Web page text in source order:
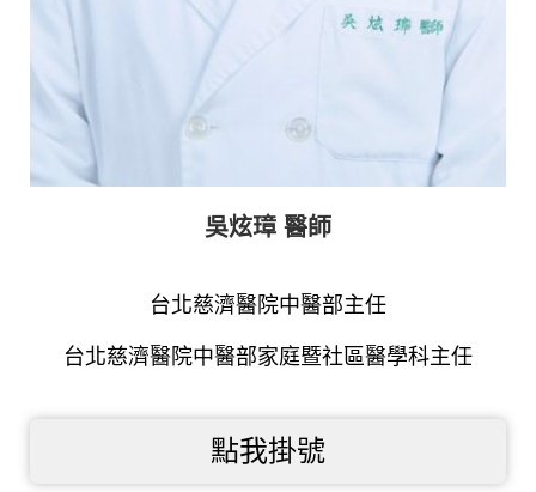
吳炫璋 醫師
台北慈濟醫院中醫部主任
台北慈濟醫院中醫部家庭暨社區醫學科主任
點我掛號